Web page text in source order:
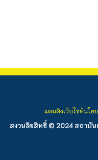
สงวนลิขสิทธิ์ © 2024 สถาบัน
แผนผังเว็บไซต์นโย